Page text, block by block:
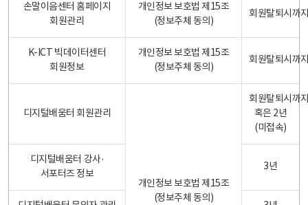
손말이음센터 홈페이지
회원관리
개인정보 보호법 제15조
(정보주체 동의)
회원탈퇴시까
K-ICT 빅데이터센터
회원정보
개인정보 보호법 제15조
(정보주체 동의)
회원탈퇴시까
디지털배움터 회원관리
개인정보 보호법 제15조
(정보주체 동의)
회원탈퇴시까
혹은 2년
(미접속)
디지털배움터 강사·
서포터즈 정보
3년